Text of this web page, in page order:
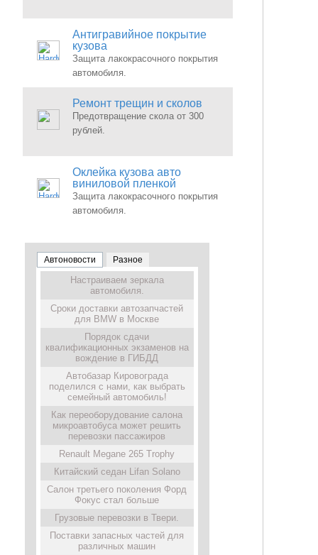
Антигравийное покрытие
кузова
Защита лакокрасочного покрытия
автомобиля.
Ремонт трещин и сколов
Предотвращение скола от 300
рублей.
Оклейка кузова авто
виниловой пленкой
Защита лакокрасочного покрытия
автомобиля.
Автоновости Разное
Настраиваем зеркала
автомобиля.
Сроки доставки автозапчастей
для BMW в Москве
Порядок сдачи
квалификационных экзаменов на
вождение в ГИБДД
Автобазар Кировограда
поделился с нами, как выбрать
семейный автомобиль!
Как переоборудование салона
микроавтобуса может решить
перевозки пассажиров
Renault Megane 265 Trophy
Китайский седан Lifan Solano
Салон третьего поколения Форд
Фокус стал больше
Грузовые перевозки в Твери.
Поставки запасных частей для
различных машин